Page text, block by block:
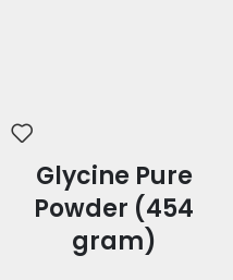
Glycine Pure
Powder (454
gram)